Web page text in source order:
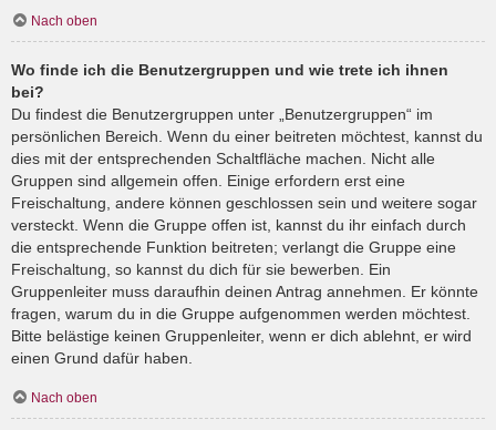
Nach oben
Wo finde ich die Benutzergruppen und wie trete ich ihnen
bei?
Du findest die Benutzergruppen unter „Benutzergruppen“ im
persönlichen Bereich. Wenn du einer beitreten möchtest, kannst du
dies mit der entsprechenden Schaltfläche machen. Nicht alle
Gruppen sind allgemein offen. Einige erfordern erst eine
Freischaltung, andere können geschlossen sein und weitere sogar
versteckt. Wenn die Gruppe offen ist, kannst du ihr einfach durch
die entsprechende Funktion beitreten; verlangt die Gruppe eine
Freischaltung, so kannst du dich für sie bewerben. Ein
Gruppenleiter muss daraufhin deinen Antrag annehmen. Er könnte
fragen, warum du in die Gruppe aufgenommen werden möchtest.
Bitte belästige keinen Gruppenleiter, wenn er dich ablehnt, er wird
einen Grund dafür haben.
Nach oben